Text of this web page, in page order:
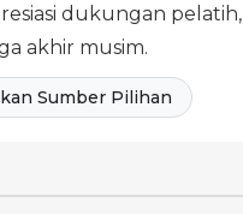
dukungan
akhir musim.
Sumber Pilihan